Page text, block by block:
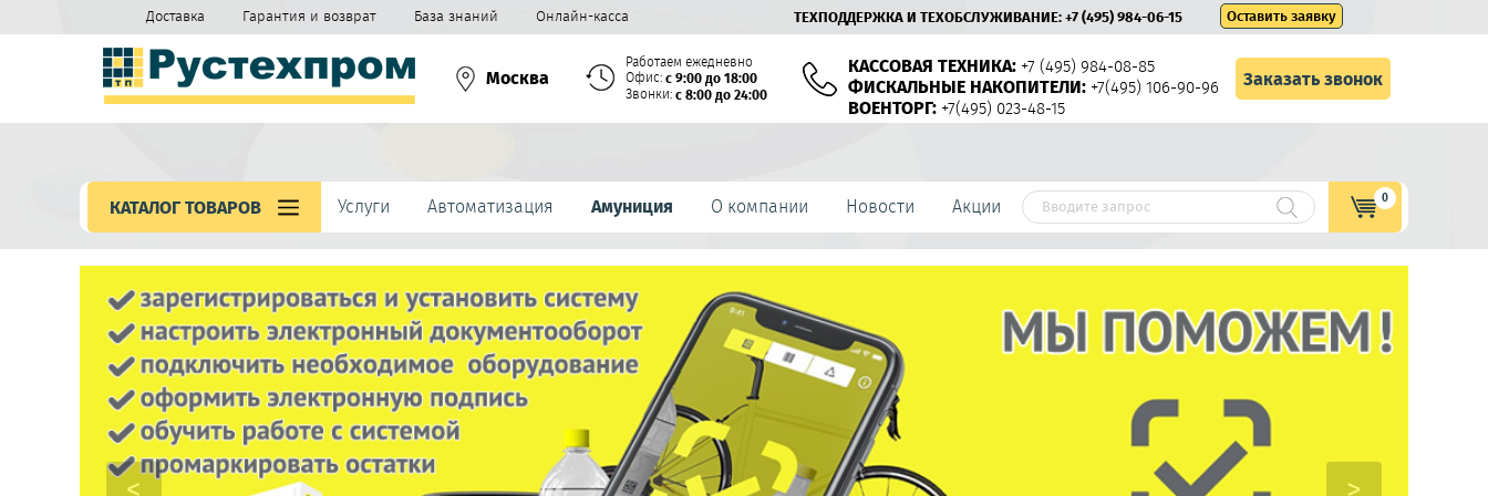
Доставка Гарантия и возврат База знаний Онлайн-касса ТЕХПОДДЕРЖКА И ТЕХОБСЛУЖИВАНИЕ: +7 (495) 984-06-15 Оставить заявку
Москва
Работаем ежедневно
Офис: с 9:00 до 18:00
Звонки: с 8:00 до 24:00
КАССОВАЯ ТЕХНИКА: +7 (495) 984-08-85
ФИСКАЛЬНЫЕ НАКОПИТЕЛИ: +7(495) 106-90-96
ВОЕНТОРГ: +7(495) 023-48-15
Заказать звонок
КАТАЛОГ ТОВАРОВ Услуги Автоматизация Амуниция О компании Новости Акции 0
< >